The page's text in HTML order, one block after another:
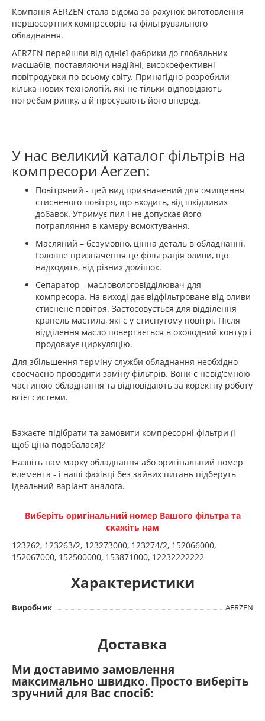
Компанія AERZEN стала відома за рахунок виготовлення
першосортних компресорів та фільтрувального
обладнання.
AERZEN перейшли від однієї фабрики до глобальних
масшабів, поставляючи надійні, високоефективні
повітродувки по всьому світу. Принагідно розробили
кілька нових технологій, які не тільки відповідають
потребам ринку, а й просувають його вперед.
У нас великий каталог фільтрів на
компресори Aerzen:
Повітряний - цей вид призначений для очищення
стисненого повітря, що входить, від шкідливих
добавок. Утримує пил і не допускає його
потрапляння в камеру всмоктування.
Масляний – безумовно, цінна деталь в обладнанні.
Головне призначення це фільтрація оливи, що
надходить, від різних домішок.
Сепаратор - масловологовідділювач для
компресора. На виході дає відфільтроване від оливи
стиснене повітря. Застосовується для відділення
крапель мастила, які є у стиснутому повітрі. Після
відділення масло повертається в охолодний контур і
продовжує циркуляцію.
Для збільшення терміну служби обладнання необхідно
своєчасно проводити заміну фільтрів. Вони є невід'ємною
частиною обладнання та відповідають за коректну роботу
всієї системи.
Бажаєте підібрати та замовити компресорні фільтри (і
щоб ціна подобалася)?
Назвіть нам марку обладнання або оригінальний номер
елемента - і наші фахівці без зайвих питань підберуть
ідеальний варіант аналога.
Виберіть оригінальний номер Вашого фільтра та
скажіть нам
123262, 123263/2, 123273000, 123274/2, 152066000,
152067000, 152500000, 153871000, 12232222222
Характеристики
Виробник AERZEN
Доставка
Ми доставимо замовлення
максимально швидко. Просто виберіть
зручний для Вас спосіб: